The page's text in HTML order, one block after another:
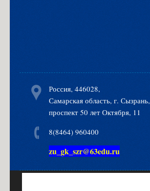
Россия, 446028,
Самарская область, г. Сызрань,
проспект 50 лет Октября, 11
8(8464) 960400
zu_gk_szr@63edu.ru